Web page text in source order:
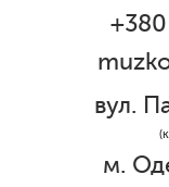
вул.
м.